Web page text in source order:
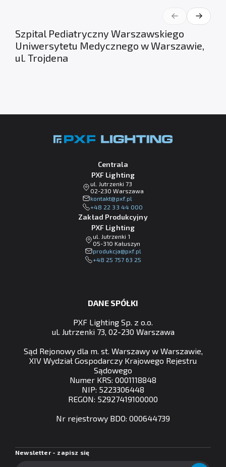
Szpital Pediatryczny Warszawskiego
Uniwersytetu Medycznego w Warszawie,
ul. Trojdena
Centrala
PXF Lighting
ul. Jutrzenki 73
02-230 Warszawa
lp.fxp@tkatnok
+48 22 33 44 000
Zakład Produkcyjny
PXF Lighting
ul. Jutrzenki 1
05-310 Kałuszyn
lp.fxp@ajckudorp
+48 25 757 63 25
DANE SPÓŁKI
PXF Lighting Sp. z o.o.
ul. Jutrzenki 73, 02-230 Warszawa
Sąd Rejonowy dla m. st. Warszawy w Warszawie,
XIV Wydział Gospodarczy Krajowego Rejestru
Sądowego
Numer KRS: 0001118848
NIP: 5223306448
REGON: 52927419100000
Nr rejestrowy BDO: 000644739
Newsletter - zapisz się